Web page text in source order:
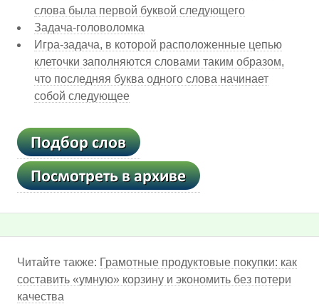
слова была первой буквой следующего
Задача-головоломка
Игра-задача, в которой расположенные цепью
клеточки заполняются словами таким образом,
что последняя буква одного слова начинает
собой следующее
Читайте также: Грамотные продуктовые покупки: как
составить «умную» корзину и экономить без потери
качества